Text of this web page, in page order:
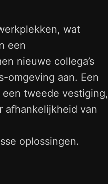
wat
een
nieuwe collega’s
omgeving aan. Een
tweede vestiging,
afhankelijkheid van
oplossingen.